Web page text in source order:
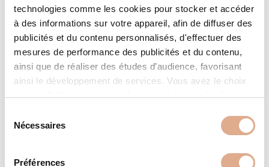
technologies comme les cookies pour stocker et accéder
à des informations sur votre appareil, afin de diffuser des
publicités et du contenu personnalisés, d'effectuer des
mesures de performance des publicités et du contenu,
ainsi que de réaliser des études d’audience, favorisant
ainsi le développement de services. Vous avez le choix
quant à l'utilisation de vos données et à leurs finalités.
tout moment en consultant la Déclaration relative aux
cookies ou en cliquant sur l'icône de confidentialité.
Nécessaires
Préférences
CARACTÉRISTIQUES
Puissance Nominale (kW)
Modulation puissance (kW) 4,2 – 9,1